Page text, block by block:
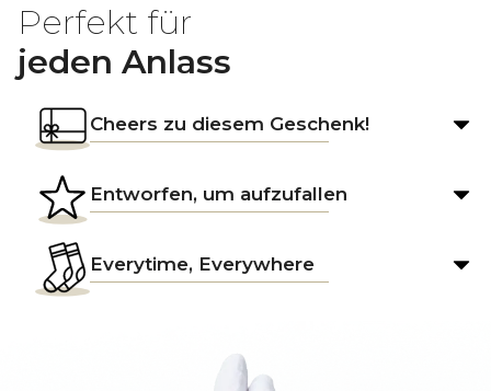
Perfekt für
jeden Anlass
Cheers zu diesem Geschenk!
Entworfen, um aufzufallen
Everytime, Everywhere